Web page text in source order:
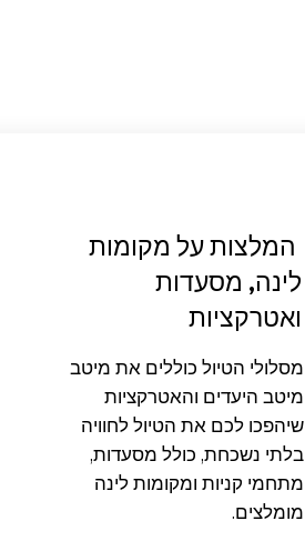
המלצות על מקומות
לינה, מסעדות
ואטרקציות
מסלולי הטיול כוללים את מיטב
מיטב היעדים והאטרקציות
שיהפכו לכם את הטיול לחוויה
בלתי נשכחת, כולל מסעדות,
מתחמי קניות ומקומות לינה
מומלצים.